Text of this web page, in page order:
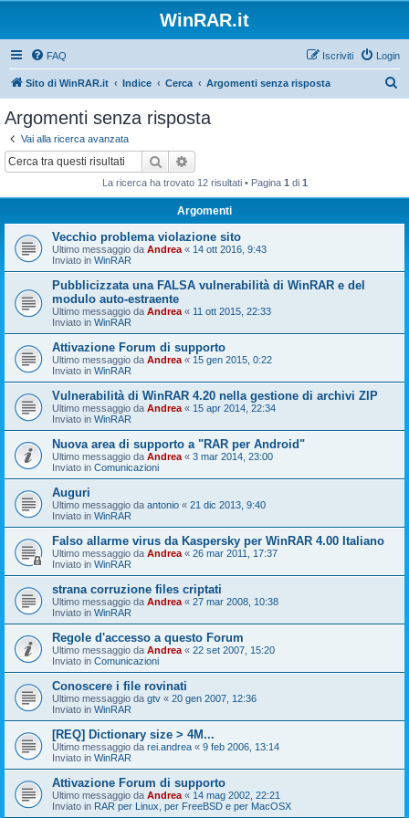
WinRAR.it
FAQ Login
Iscriviti
Sito di WinRAR.it Indice Cerca Argomenti senza risposta
Argomenti senza risposta
Vai alla ricerca avanzata
Cerca
La ricerca ha trovato 12 risultati • Pagina 1 di 1
Argomenti
Vecchio problema violazione sito
Ultimo messaggio da Andrea « 14 ott 2016, 9:43
Inviato in WinRAR
Pubblicizzata una FALSA vulnerabilità di WinRAR e del
modulo auto-estraente
Ultimo messaggio da Andrea « 11 ott 2015, 22:33
Inviato in WinRAR
Attivazione Forum di supporto
Ultimo messaggio da Andrea « 15 gen 2015, 0:22
Inviato in WinRAR
Vulnerabilità di WinRAR 4.20 nella gestione di archivi ZIP
Ultimo messaggio da Andrea « 15 apr 2014, 22:34
Inviato in WinRAR
Nuova area di supporto a "RAR per Android"
Ultimo messaggio da Andrea « 3 mar 2014, 23:00
Inviato in Comunicazioni
Auguri
Ultimo messaggio da antonio « 21 dic 2013, 9:40
Inviato in WinRAR
Falso allarme virus da Kaspersky per WinRAR 4.00 Italiano
Ultimo messaggio da Andrea « 26 mar 2011, 17:37
Inviato in WinRAR
strana corruzione files criptati
Ultimo messaggio da Andrea « 27 mar 2008, 10:38
Inviato in WinRAR
Regole d'accesso a questo Forum
Ultimo messaggio da Andrea « 22 set 2007, 15:20
Inviato in Comunicazioni
Conoscere i file rovinati
Ultimo messaggio da gtv « 20 gen 2007, 12:36
Inviato in WinRAR
[REQ] Dictionary size > 4M...
Ultimo messaggio da rei.andrea « 9 feb 2006, 13:14
Inviato in WinRAR
Attivazione Forum di supporto
Ultimo messaggio da Andrea « 14 mag 2002, 22:21
Inviato in RAR per Linux, per FreeBSD e per MacOSX